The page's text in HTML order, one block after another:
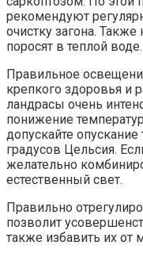
рекомендуют
очистку загона.
поросят в теплой воде.
Правильное
крепкого здоровья и
ландрасы очень
понижение
допускайте
градусов Цельсия.
желательно
естественный свет.
Правильно
позволит
также избавить их от